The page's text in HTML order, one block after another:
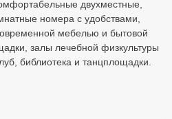
двухместные,
номера с удобствами,
мебелью и бытовой
залы лечебной физкультуры
библиотека и танцплощадки.